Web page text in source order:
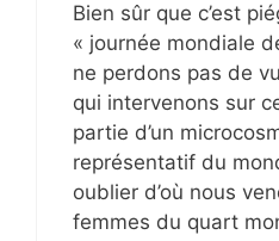
Bien sûr que c’est
« journée mondiale
ne perdons pas de
qui intervenons sur
partie d’un
représentatif du
oublier d’où nous
femmes du quart